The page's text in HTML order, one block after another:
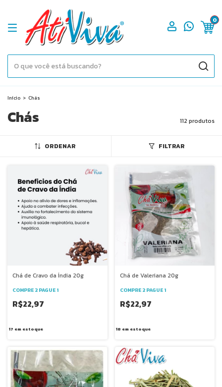
0
Início > Chás
Chás 112 produtos
ORDENAR FILTRAR
Chá de Cravo da Índia 20g
COMPRE 2 PAGUE 1
R$22,97
17 em estoque
Chá de Valeriana 20g
COMPRE 2 PAGUE 1
R$22,97
18 em estoque